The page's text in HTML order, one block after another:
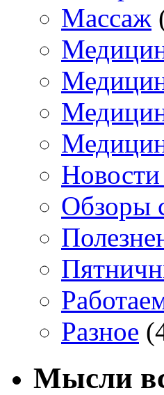
Массаж
Обзоры
Разное
Мысли